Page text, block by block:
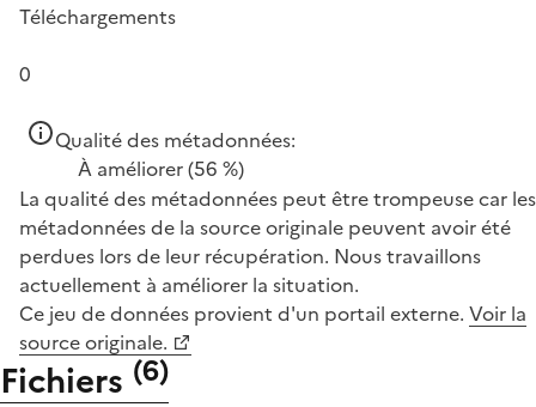
Téléchargements
0
Qualité des métadonnées:
À améliorer(56 %)
La qualité des métadonnées peut être trompeuse car les
métadonnées de la source originale peuvent avoir été
perdues lors de leur récupération. Nous travaillons
actuellement à améliorer la situation.
Ce jeu de données provient d'un portail externe. Voir la
source originale.
Fichiers (6)